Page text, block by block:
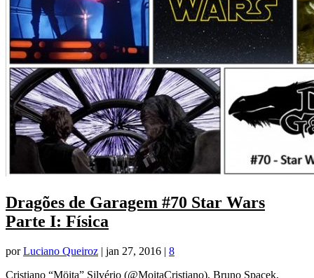
Dragões de Garagem #70 Star Wars
Parte I: Física
porLuciano Queiroz | jan 27, 2016 | 8
Cristiano “Möita” Silvério (@MoitaCristiano), Bruno Spacek,